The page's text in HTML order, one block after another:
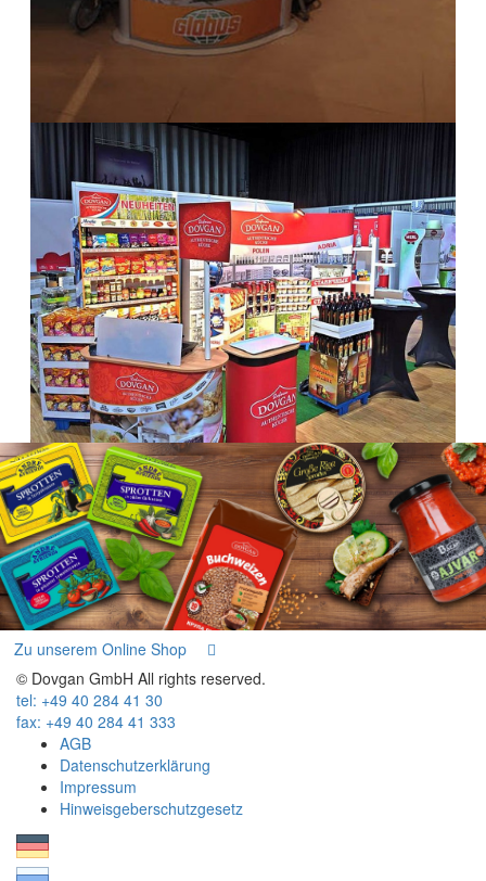
REWE WEST Börse August 2015
Zu unserem Online Shop
© Dovgan GmbH All rights reserved.
tel: +49 40 284 41 30
fax: +49 40 284 41 333
AGB
Datenschutzerklärung
Impressum
Hinweisgeberschutzgesetz